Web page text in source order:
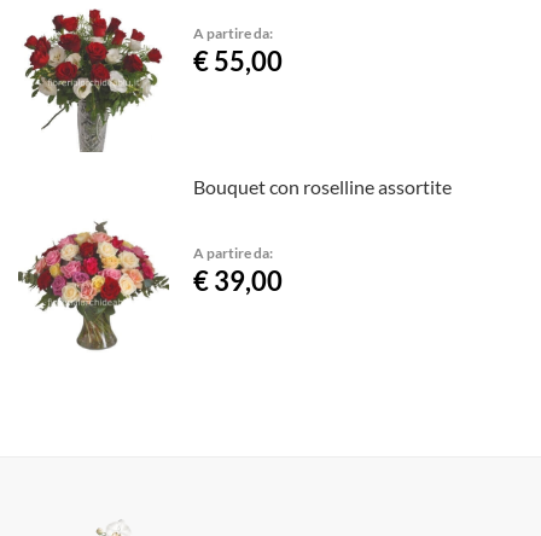
A partire da:
€ 55,00
Bouquet con roselline assortite
A partire da:
€ 39,00